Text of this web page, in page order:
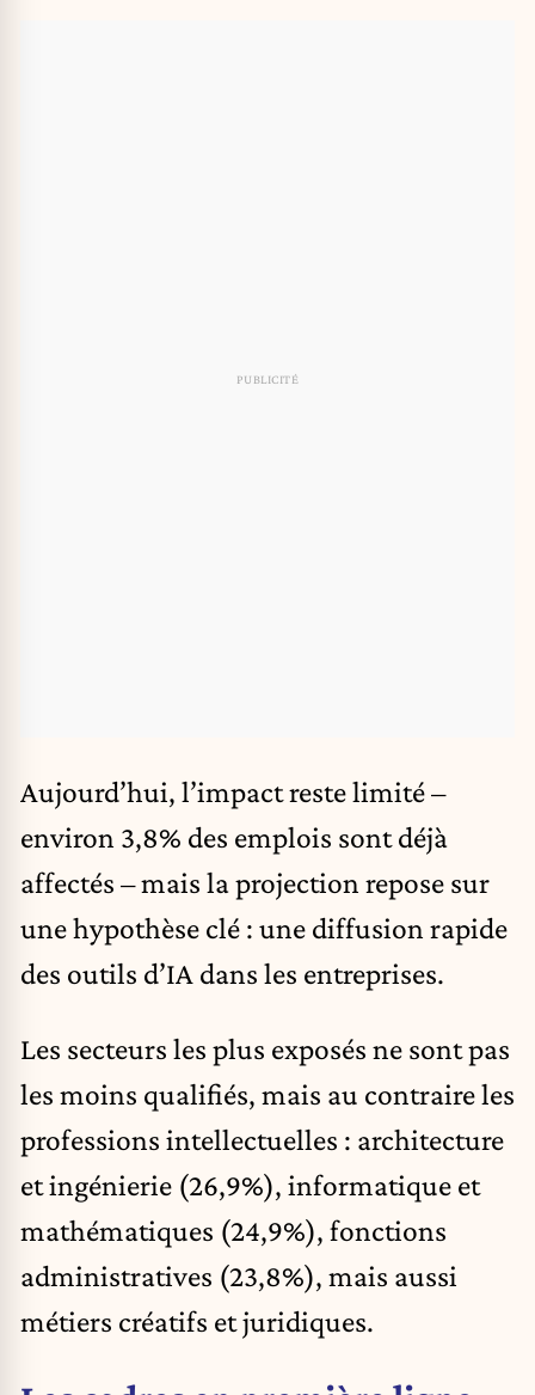
Aujourd’hui, l’impact reste limité –
environ 3,8% des emplois sont déjà
affectés – mais la projection repose sur
une hypothèse clé : une diffusion rapide
des outils d’IA dans les entreprises.
Les secteurs les plus exposés ne sont pas
les moins qualifiés, mais au contraire les
professions intellectuelles : architecture
et ingénierie (26,9%), informatique et
mathématiques (24,9%), fonctions
administratives (23,8%), mais aussi
métiers créatifs et juridiques.